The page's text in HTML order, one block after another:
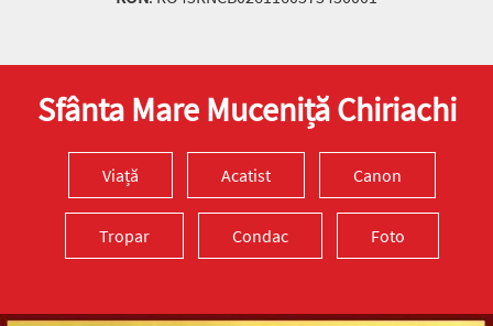
Sfânta Mare Muceniță Chiriachi
Viață Acatist Canon
Tropar Condac Foto